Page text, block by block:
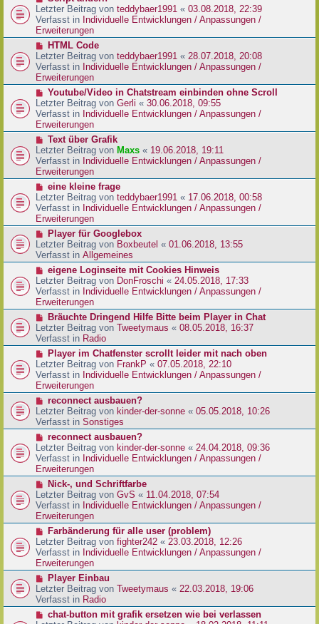
a
g
B
e
i
t
a
g
e
u
e
r
B
e
i
t
a
g
Letzter Beitrag von teddybaer1991 « 03.08.2018, 22:39
Verfasst in Individuelle Entwicklungen / Anpassungen /
Erweiterungen
N
e
u
e
r
B
e
i
t
a
g
HTML Code
Letzter Beitrag von teddybaer1991 « 28.07.2018, 20:08
Verfasst in Individuelle Entwicklungen / Anpassungen /
Erweiterungen
N
e
u
e
r
B
e
i
t
a
g
Youtube/Video in Chatstream einbinden ohne Scroll
Letzter Beitrag von Gerli « 30.06.2018, 09:55
Verfasst in Individuelle Entwicklungen / Anpassungen /
Erweiterungen
N
e
u
e
r
B
e
i
t
a
g
Text über Grafik
Letzter Beitrag von Maxs « 19.06.2018, 19:11
Verfasst in Individuelle Entwicklungen / Anpassungen /
Erweiterungen
N
e
u
e
r
B
e
i
r
a
g
eine kleine frage
Letzter Beitrag von teddybaer1991 « 17.06.2018, 00:58
Verfasst in Individuelle Entwicklungen / Anpassungen /
Erweiterungen
N
e
u
e
r
B
e
i
r
a
g
Player für Googlebox
Letzter Beitrag von Boxbeutel « 01.06.2018, 13:55
Verfasst in Allgemeines
N
e
u
e
r
B
e
i
r
a
g
eigene Loginseite mit Cookies Hinweis
Letzter Beitrag von DonFroschi « 24.05.2018, 17:33
Verfasst in Individuelle Entwicklungen / Anpassungen /
Erweiterungen
N
e
u
e
r
B
e
i
r
a
g
Bräuchte Dringend Hilfe Bitte beim Player in Chat
Letzter Beitrag von Tweetymaus « 08.05.2018, 16:37
Verfasst in Radio
N
e
u
e
r
B
e
i
r
a
g
Player im Chatfenster scrollt leider mit nach oben
Letzter Beitrag von FrankP « 07.05.2018, 22:10
Verfasst in Individuelle Entwicklungen / Anpassungen /
Erweiterungen
N
e
u
e
r
B
e
i
r
a
g
reconnect ausbauen?
Letzter Beitrag von kinder-der-sonne « 05.05.2018, 10:26
Verfasst in Sonstiges
N
e
u
e
r
B
e
i
t
a
g
reconnect ausbauen?
Letzter Beitrag von kinder-der-sonne « 24.04.2018, 09:36
Verfasst in Individuelle Entwicklungen / Anpassungen /
Erweiterungen
N
e
u
e
r
B
e
i
t
a
g
Nick-, und Schriftfarbe
Letzter Beitrag von GvS « 11.04.2018, 07:54
Verfasst in Individuelle Entwicklungen / Anpassungen /
Erweiterungen
N
e
u
e
r
B
e
i
Farbänderung für alle user (problem)
Letzter Beitrag von fighter242 « 23.03.2018, 12:26
Verfasst in Individuelle Entwicklungen / Anpassungen /
Erweiterungen
N
e
u
e
r
Player Einbau
Letzter Beitrag von Tweetymaus « 22.03.2018, 19:06
Verfasst in Radio
Nchat-button mit grafik ersetzen wie bei verlassen